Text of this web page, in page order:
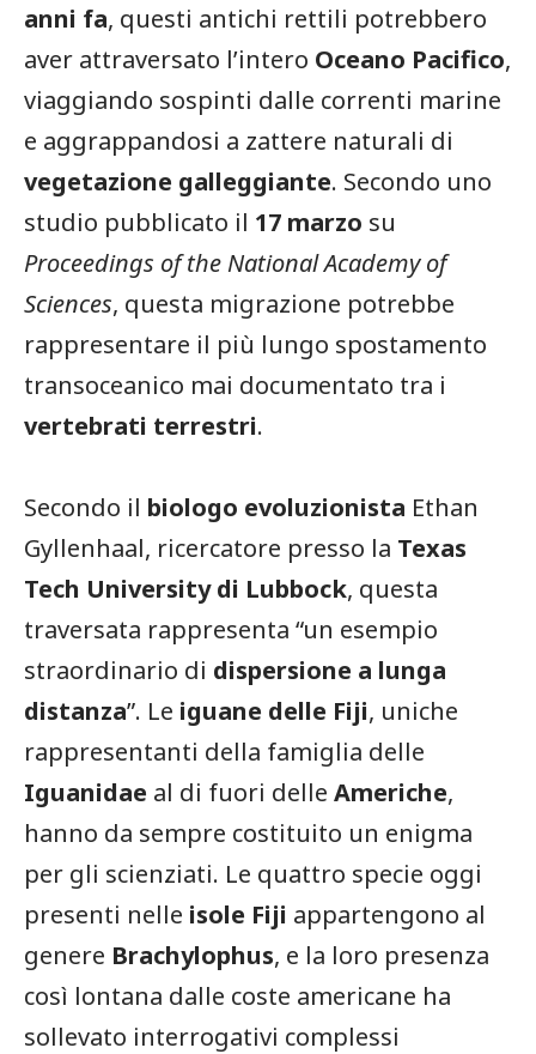
anni fa, questi antichi rettili potrebbero
aver attraversato l’intero Oceano Pacifico,
viaggiando sospinti dalle correnti marine
e aggrappandosi a zattere naturali di
vegetazione galleggiante. Secondo uno
studio pubblicato il 17 marzo su
Proceedings of the National Academy of
Sciences, questa migrazione potrebbe
rappresentare il più lungo spostamento
transoceanico mai documentato tra i
vertebrati terrestri.
Secondo il biologo evoluzionista Ethan
Gyllenhaal, ricercatore presso la Texas
Tech University di Lubbock, questa
traversata rappresenta “un esempio
straordinario di dispersione a lunga
distanza”. Le iguane delle Fiji, uniche
rappresentanti della famiglia delle
Iguanidae al di fuori delle Americhe,
hanno da sempre costituito un enigma
per gli scienziati. Le quattro specie oggi
presenti nelle isole Fiji appartengono al
genere Brachylophus, e la loro presenza
così lontana dalle coste americane ha
sollevato interrogativi complessi